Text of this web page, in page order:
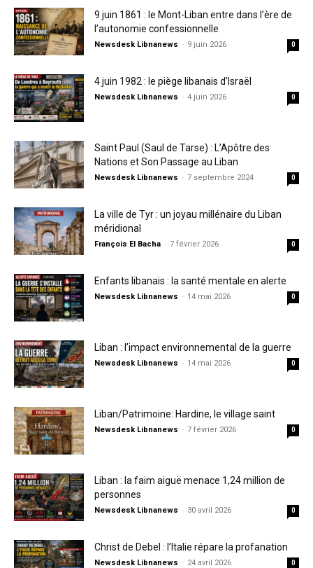
9 juin 1861 : le Mont-Liban entre dans l’ère de
l’autonomie confessionnelle
Newsdesk Libnanews - 9 juin 2026 0
4 juin 1982 : le piège libanais d’Israël
Newsdesk Libnanews - 4 juin 2026 0
Saint Paul (Saul de Tarse) : L’Apôtre des
Nations et Son Passage au Liban
Newsdesk Libnanews - 7 septembre 2024 0
La ville de Tyr : un joyau millénaire du Liban
méridional
François El Bacha - 7 février 2026 0
Enfants libanais : la santé mentale en alerte
Newsdesk Libnanews - 14 mai 2026 0
Liban : l’impact environnemental de la guerre
Newsdesk Libnanews - 14 mai 2026 0
Liban/Patrimoine: Hardine, le village saint
Newsdesk Libnanews - 7 février 2026 0
Liban : la faim aiguë menace 1,24 million de
personnes
Newsdesk Libnanews - 30 avril 2026 0
Christ de Debel : l’Italie répare la profanation
Newsdesk Libnanews - 24 avril 2026 0